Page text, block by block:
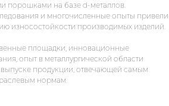
порошками на базе d-металлов.
и многочисленные опыты привели
износостойкости производимых изделий.
площадки, инновационные
опыт в металлургической области
продукции, отвечающей самым
нормам.